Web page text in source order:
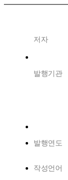
저자
발행기관
발행연도
작성언어